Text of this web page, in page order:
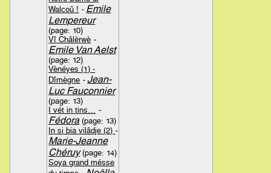
Walcoû ! - Emile
Lempereur
(page: 10)
Vî Châlèrwè -
Emile Van Aelst
(page: 12)
Vènéyes (1) -
Dîmègne -Jean-
Luc Fauconnier
(page: 13)
I vét in tins…
-
Fédora(page: 13)
In si bia vilâdje (2) -
Marie-Jeanne
Chéruy(page: 14)
Soya grand mésse